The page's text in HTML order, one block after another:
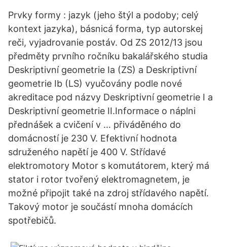
Prvky formy : jazyk (jeho štýl a podoby; celý
kontext jazyka), básnicá forma, typ autorskej
reči, vyjadrovanie postáv. Od ZS 2012/13 jsou
předměty prvního ročníku bakalářského studia
Deskriptivní geometrie Ia (ZS) a Deskriptivní
geometrie Ib (LS) vyučovány podle nové
akreditace pod názvy Deskriptivní geometrie I a
Deskriptivní geometrie II.Informace o náplni
přednášek a cvičení v … přiváděného do
domácností je 230 V. Efektivní hodnota
sdruženého napětí je 400 V. Střídavé
elektromotory Motor s komutátorem, který má
stator i rotor tvořený elektromagnetem, je
možné připojit také na zdroj střídavého napětí.
Takový motor je součástí mnoha domácích
spotřebičů.